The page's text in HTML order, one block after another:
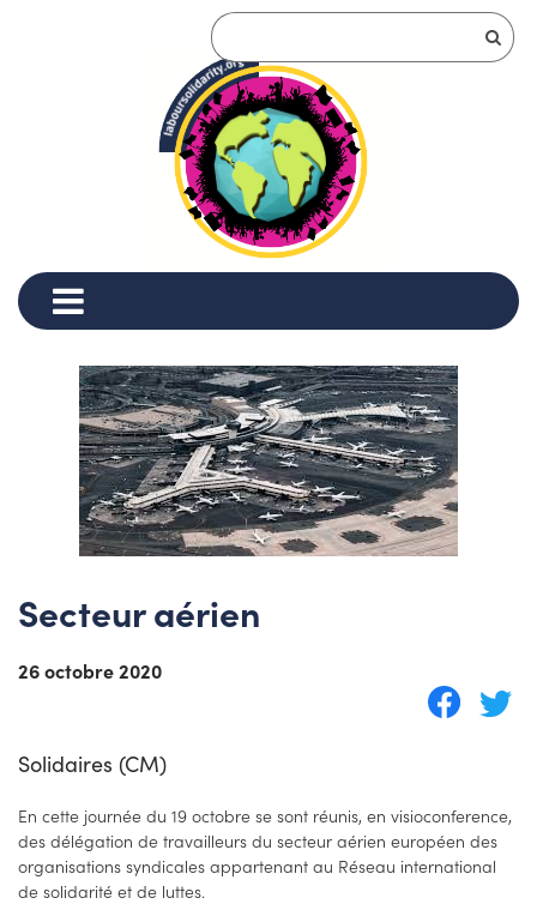
Secteur aérien
26 octobre 2020
Solidaires (CM)
En cette journée du 19 octobre se sont réunis, en visioconference,
des délégation de travailleurs du secteur aérien européen des
organisations syndicales appartenant au Réseau international
de solidarité et de luttes.